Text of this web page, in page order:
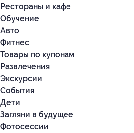
Рестораны и кафе
Обучение
Авто
Фитнес
Товары по купонам
Развлечения
Экскурсии
События
Дети
Загляни в будущее
Фотосессии